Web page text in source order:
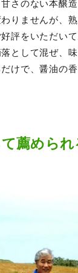
さのない本醸
りませんが、
評をいただい
として混ぜ、
けで、醤油の
薦められ